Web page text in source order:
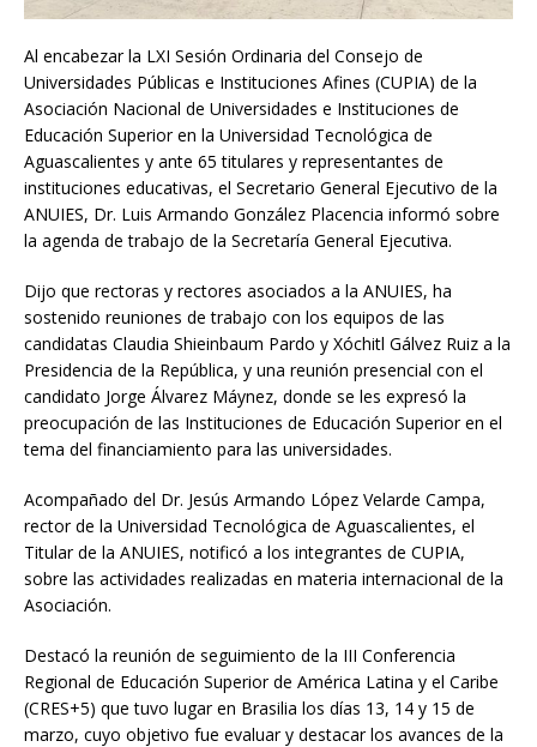
Al encabezar la LXI Sesión Ordinaria del Consejo de
Universidades Públicas e Instituciones Afines (CUPIA) de la
Asociación Nacional de Universidades e Instituciones de
Educación Superior en la Universidad Tecnológica de
Aguascalientes y ante 65 titulares y representantes de
instituciones educativas, el Secretario General Ejecutivo de la
ANUIES, Dr. Luis Armando González Placencia informó sobre
la agenda de trabajo de la Secretaría General Ejecutiva.
Dijo que rectoras y rectores asociados a la ANUIES, ha
sostenido reuniones de trabajo con los equipos de las
candidatas Claudia Shieinbaum Pardo y Xóchitl Gálvez Ruiz a la
Presidencia de la República, y una reunión presencial con el
candidato Jorge Álvarez Máynez, donde se les expresó la
preocupación de las Instituciones de Educación Superior en el
tema del financiamiento para las universidades.
Acompañado del Dr. Jesús Armando López Velarde Campa,
rector de la Universidad Tecnológica de Aguascalientes, el
Titular de la ANUIES, notificó a los integrantes de CUPIA,
sobre las actividades realizadas en materia internacional de la
Asociación.
Destacó la reunión de seguimiento de la III Conferencia
Regional de Educación Superior de América Latina y el Caribe
(CRES+5) que tuvo lugar en Brasilia los días 13, 14 y 15 de
marzo, cuyo objetivo fue evaluar y destacar los avances de la